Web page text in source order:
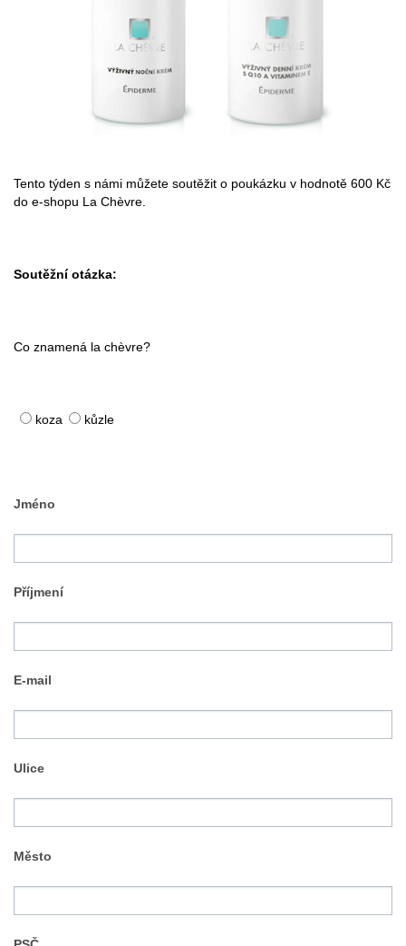
Tento týden s námi můžete soutěžit o poukázku v hodnotě 600 Kč
do e-shopu La Chèvre.
Soutěžní otázka:
Co znamená la chèvre?
koza kůzle
Jméno
Příjmení
E-mail
Ulice
Město